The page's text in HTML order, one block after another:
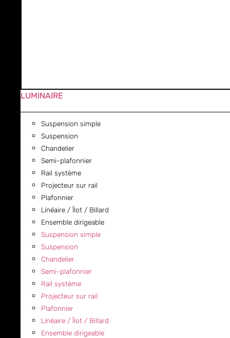
LUMINAIRE
Suspension simple
Suspension
Chandelier
Semi-plafonnier
Rail système
Projecteur sur rail
Plafonnier
Linéaire / Îlot / Billard
Ensemble dirigeable
Suspension simple
Suspension
Chandelier
Semi-plafonnier
Rail système
Projecteur sur rail
Plafonnier
Linéaire / Îlot / Billard
Ensemble dirigeable